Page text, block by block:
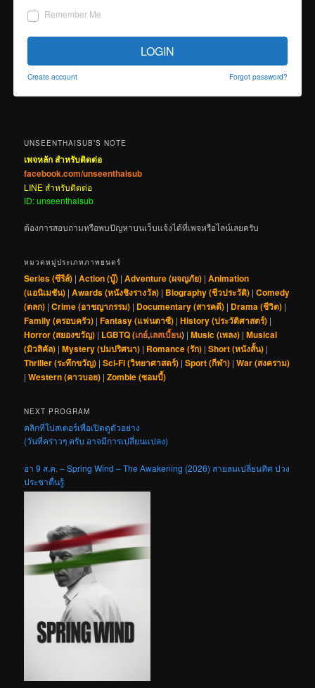
Remember Me
LOGIN
Create account Forgot password?
UNSEENTHAISUB’S NOTE
เพจหลัก สำหรับติดต่อ
facebook.com/unseenthaisub
LINE สำหรับติดต่อ
ID: unseenthaisub
ต้องการสอบถามหรือพบปัญหาบนเว็บแจ้งได้ที่เพจหรือไลน์เลยครับ
หมวดหมู่ประเภทภาพยนตร์
Series (ซีรีส์) |Action (บู๊) |Adventure (ผจญภัย) |Animation
(แอนิเมชัน) |Awards (หนังชิงรางวัล) | Biography (ชีวประวัติ) |Comedy
(ตลก) |Crime (อาชญากรรม) | Documentary (สารคดี) | Drama (ชีวิต) |
Family (ครอบครัว) |Fantasy (แฟนตาซี) |History (ประวัติศาสตร์) |
Horror (สยองขวัญ) | LGBTQ (เกย์,เลสเบี้ยน) |Music (เพลง) |Musical
(มิวสิคัล) |Mystery (ปมปริศนา) | Romance (รัก) |Short (หนังสั้น) |
Thriller (ระทึกขวัญ) |Sci-Fi (วิทยาศาสตร์) |Sport (กีฬา) |War (สงคราม)
|Western (คาวบอย) |Zombie (ซอมบี้)
NEXT PROGRAM
คลิกที่โปสเตอร์เพื่อเปิดดูตัวอย่าง
(วันที่คร่าวๆ ครับ อาจมีการเปลี่ยนแปลง)
อา 9 ส.ค. – Spring Wind – The Awakening (2026) สายลมเปลี่ยนทิศ ปวง
ประชาตื่นรู้